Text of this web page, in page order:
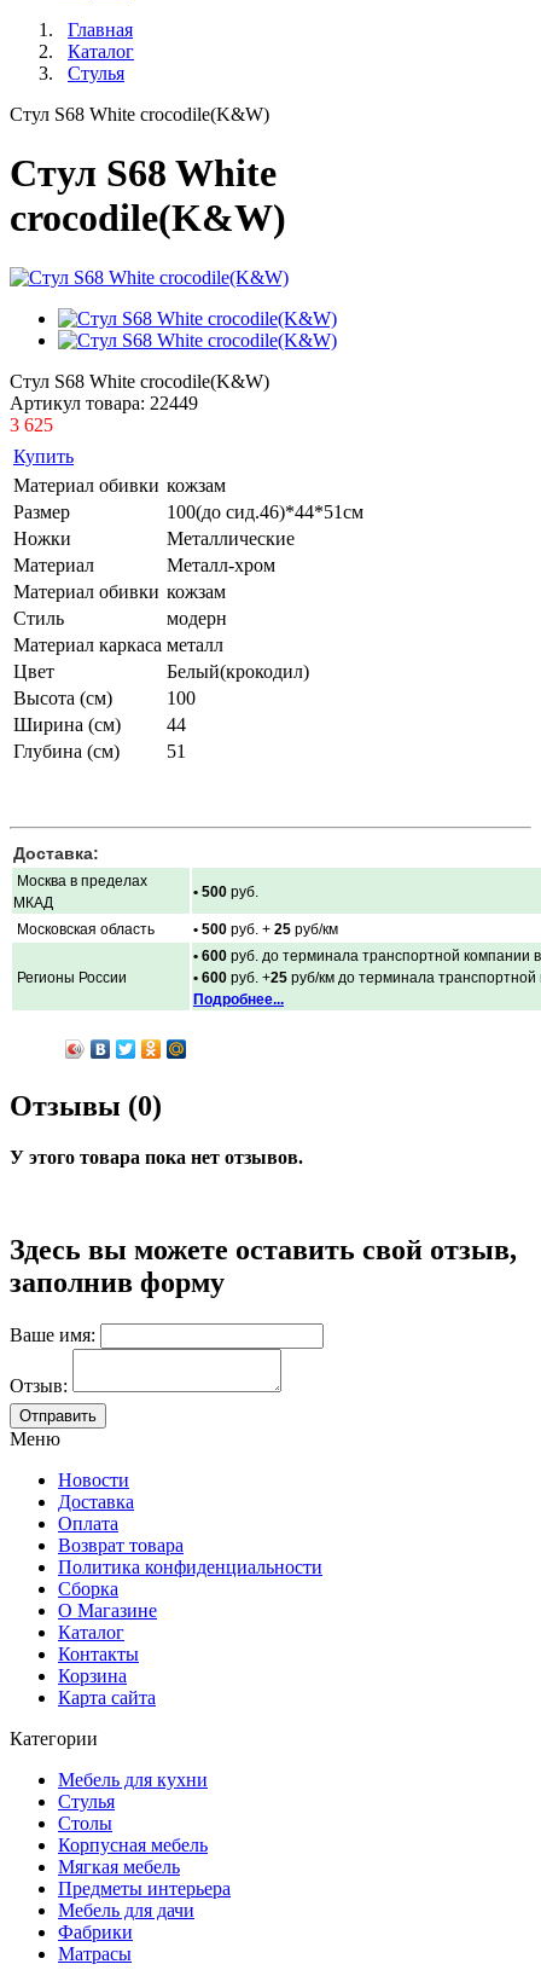
Главная
Каталог
Стулья
Стул S68 White crocodile(K&W)
Стул S68 White
crocodile(K&W)
Стул S68 White crocodile(K&W)
Артикул товара: 22449
3 625
Купить
Материал обивки кожзам
Размер
100(до сид.46)*44*51см
Ножки
Металлические
Материал
Металл-хром
Материал обивки кожзам
Стиль
модерн
Материал каркаса металл
Цвет
Белый(крокодил)
Высота (см)
100
Ширина (см)
44
Глубина (см)
51
Доставка:
Москва в пределах
МКАД
• 500 руб.
Московская область • 500 руб. + 25 руб/км
Регионы России
• 600 руб. до терминала транспортной компании
• 600 руб. +25 руб/км до терминала
Подробнее...
Отзывы (0)
У этого товара пока нет отзывов.
Здесь вы можете оставить свой отзыв,
заполнив форму
Ваше имя:
Отзыв:
Меню
Новости
Доставка
Оплата
Возврат товара
Политика конфиденциальности
Сборка
О Магазине
Каталог
Контакты
Корзина
Карта сайта
Категории
Мебель для кухни
Стулья
Столы
Корпусная мебель
Мягкая мебель
Предметы интерьера
Мебель для дачи
Фабрики
Матраcы